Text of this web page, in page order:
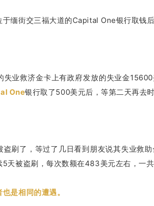
缅街交三福大道的Capital One银行取钱
失业救济金卡上有政府发放的失业金
One银行取了500美元后，等第二天再去
盗刷了，等过了几日看到朋友说其失业救
天被盗刷，每次数额在483美元左右，一
是相同的遭遇。